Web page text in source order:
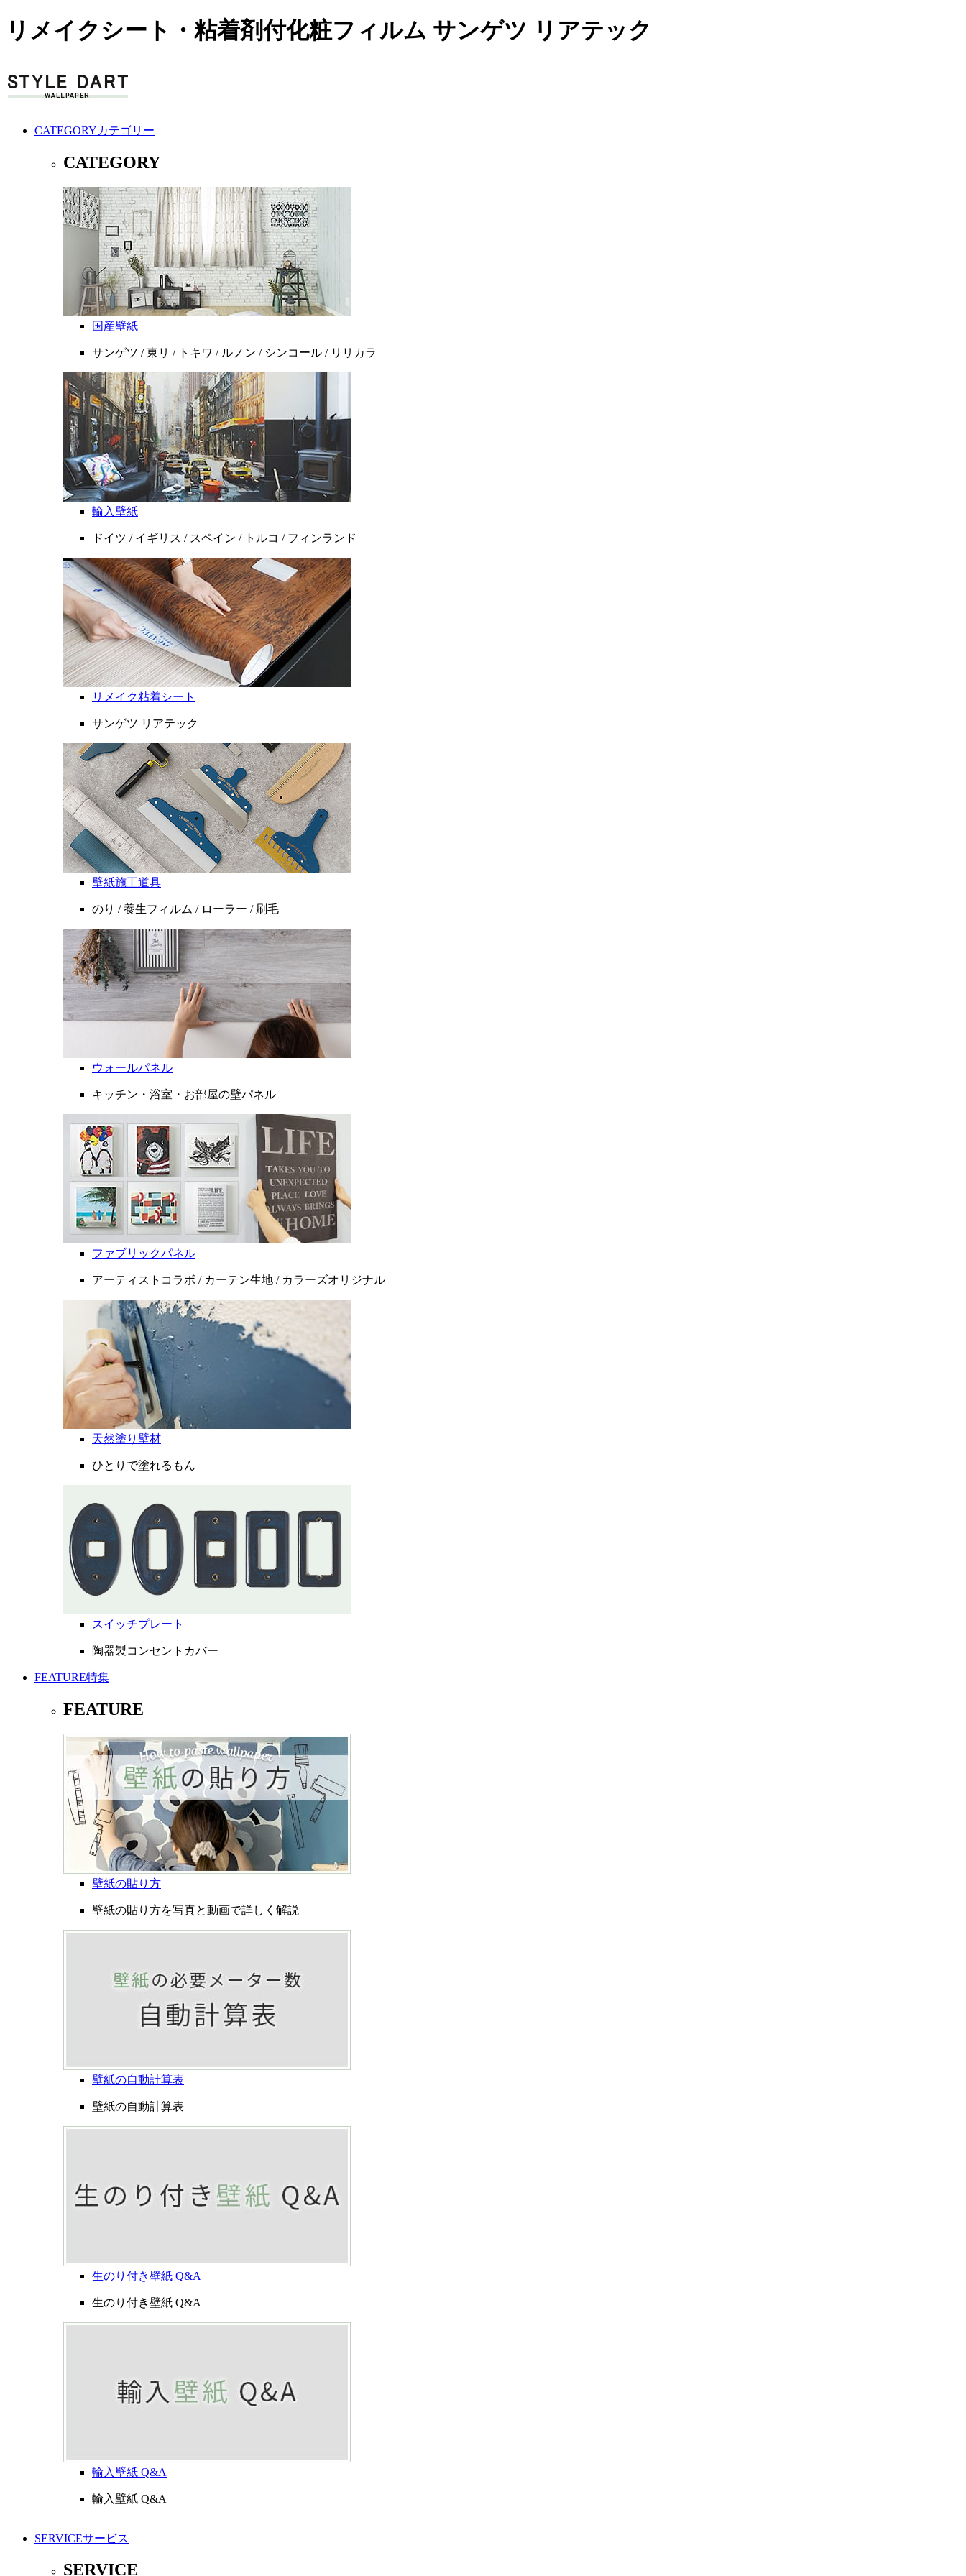
リメイクシート・粘着剤付化粧フィルム サンゲツ リアテック
CATEGORYカテゴリー
CATEGORY
国産壁紙
サンゲツ / 東リ / トキワ / ルノン / シンコール / リリカラ
輸入壁紙
ドイツ / イギリス / スペイン / トルコ / フィンランド
リメイク粘着シート
サンゲツ リアテック
壁紙施工道具
のり / 養生フィルム / ローラー / 刷毛
ウォールパネル
キッチン・浴室・お部屋の壁パネル
ファブリックパネル
アーティストコラボ / カーテン生地 / カラーズオリジナル
天然塗り壁材
ひとりで塗れるもん
スイッチプレート
陶器製コンセントカバー
FEATURE特集
FEATURE
壁紙の貼り方
壁紙の貼り方を写真と動画で詳しく解説
壁紙の自動計算表
壁紙の自動計算表
生のり付き壁紙 Q&A
生のり付き壁紙 Q&A
輸入壁紙 Q&A
輸入壁紙 Q&A
SERVICEサービス
SERVICE